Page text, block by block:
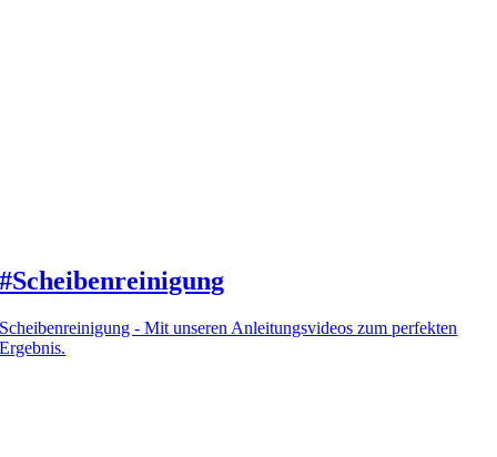
#Scheibenreinigung
Scheibenreinigung - Mit unseren Anleitungsvideos zum perfekten
Ergebnis.